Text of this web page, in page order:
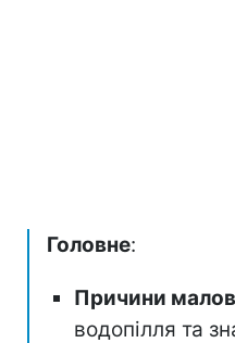
Головне:
Причини
водопілля та